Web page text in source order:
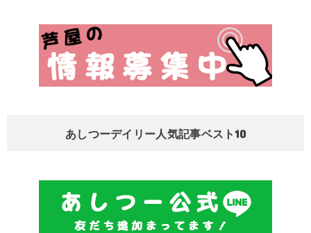
あしつーデイリー人気記事ベスト10